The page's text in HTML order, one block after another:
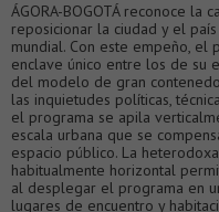
ÁGORA-BOGOTÁ reconoce la
reposicionar la ciudad y el
mundial. Con este empeño, el
enclave único entre los de su
del modelo de gran
las inquietudes políticas,
el programa se apila
escala urbana que se
espacio público. La
habitualmente horizontal
al desplegar el programa en
lugares de encuentro y